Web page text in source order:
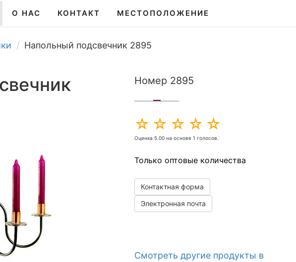
О НАС КОНТАКТ МЕСТОПОЛОЖЕНИЕ
Напольный подсвечник 2895
Номер 2895
Оценка 5.00 на основе1 голосов.
Только оптовые количества
Контактная форма
Электронная почта
Смотреть другие продукты в